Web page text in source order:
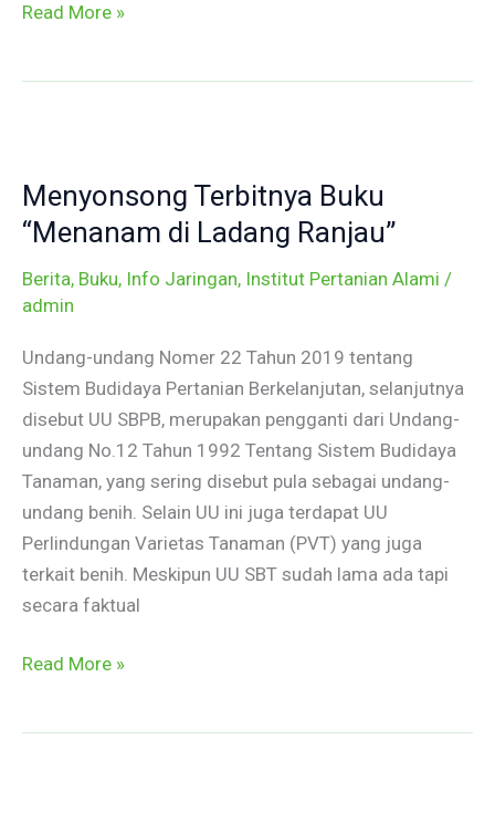
Read More »
Menyonsong Terbitnya Buku
“Menanam di Ladang Ranjau”
Berita, Buku, Info Jaringan, Institut Pertanian Alami /
admin
Undang-undang Nomer 22 Tahun 2019 tentang
Sistem Budidaya Pertanian Berkelanjutan, selanjutnya
disebut UU SBPB, merupakan pengganti dari Undang-
undang No.12 Tahun 1992 Tentang Sistem Budidaya
Tanaman, yang sering disebut pula sebagai undang-
undang benih. Selain UU ini juga terdapat UU
Perlindungan Varietas Tanaman (PVT) yang juga
terkait benih. Meskipun UU SBT sudah lama ada tapi
secara faktual
Buku
“Menanam
Ladang
Ranjau”
Read More »